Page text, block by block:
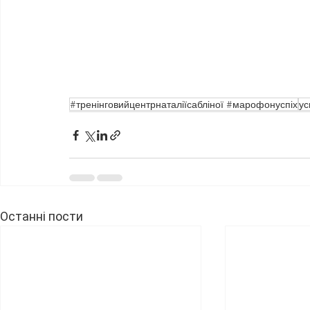
#тренінговийцентрнаталіїсабліної #марофонуспіх
Останні пости